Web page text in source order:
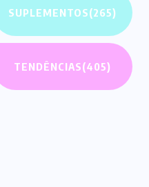
SUPLEMENTOS(265)
TENDÊNCIAS(405)